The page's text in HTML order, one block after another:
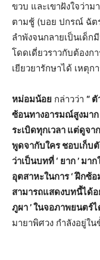
ขวบ และเขาฝังใจว่า
ตามชู้ (บอย ปกรณ์ ฉัต
ลำพังจนกลายเป็นเด็
โดดเดี่ยวราวกับต้องก
เยียวยารักษาได้ เหตุ
หม่อมน้อย กล่าวว่า “
ซ้อนทางอารมณ์สูงมาก
ระเบิดทุกเวลา แต่ดูจ
พูดจากับใคร ชอบเก็บ
ว่าเป็นบทที่ ‘ ยาก ’ ม
อุตสาหะในการ ‘ ฝึกซ้อ
สามารถแสดงบทนี้ได้อ
ภูผา ’ ในจอภาพยนตร์
มายาพิศวง กำลังอยู่ใ